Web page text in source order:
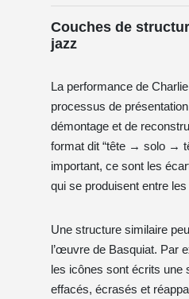
Couches de
jazz
La performance de
processus de
démontage et de
format dit “tête → solo →
important, ce sont les
qui se produisent entre les
Une structure similaire
l’œuvre de Basquiat. Par
les icônes sont écrits une
effacés, écrasés et